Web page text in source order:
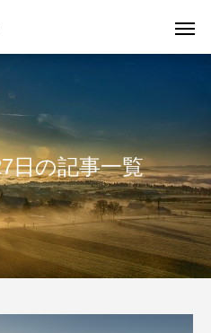
日の記事一覧